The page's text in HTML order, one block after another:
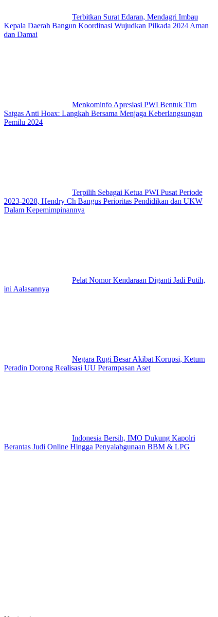
Terbitkan Surat Edaran, Mendagri Imbau
Kepala Daerah Bangun Koordinasi Wujudkan Pilkada 2024 Aman
dan Damai
Menkominfo Apresiasi PWI Bentuk Tim
Satgas Anti Hoax: Langkah Bersama Menjaga Keberlangsungan
Pemilu 2024
Terpilih Sebagai Ketua PWI Pusat Periode
2023-2028, Hendry Ch Bangus Perioritas Pendidikan dan UKW
Dalam Kepemimpinannya
Pelat Nomor Kendaraan Diganti Jadi Putih,
ini Aalasannya
Negara Rugi Besar Akibat Korupsi, Ketum
Peradin Dorong Realisasi UU Perampasan Aset
Indonesia Bersih, IMO Dukung Kapolri
Berantas Judi Online Hingga Penyalahgunaan BBM & LPG